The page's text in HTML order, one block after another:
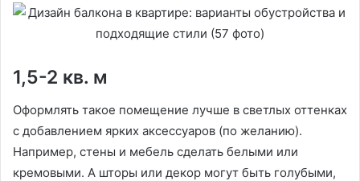
1,5-2 кв. м
Оформлять такое помещение лучше в светлых оттенках
с добавлением ярких аксессуаров (по желанию).
Например, стены и мебель сделать белыми или
кремовыми. А шторы или декор могут быть голубыми,